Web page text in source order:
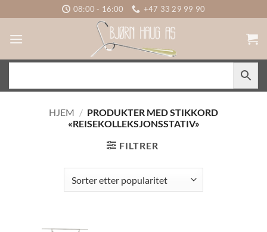
to
content
08:00 - 16:00 +47 33 29 99 90
HJEM / PRODUKTER MED STIKKORD
«REISEKOLLEKSJONSSTATIV»
FILTRER